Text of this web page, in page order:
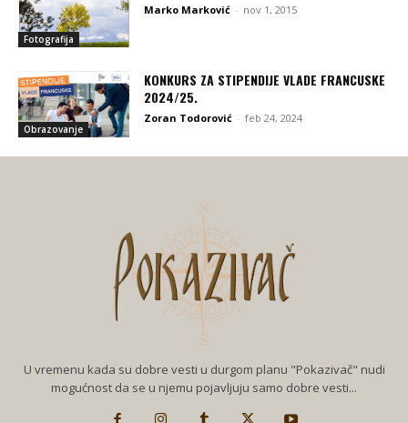
Fotografija
Marko Marković - nov 1, 2015
Obrazovanje
KONKURS ZA STIPENDIJE VLADE FRANCUSKE
2024/25.
Zoran Todorović - feb 24, 2024
U vremenu kada su dobre vesti u durgom planu "Pokazivač" nudi
mogućnost da se u njemu pojavljuju samo dobre vesti...